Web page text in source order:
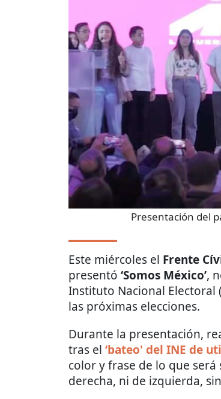
Presentación del
Este miércoles el Frente
presentó ‘Somos México’,
Instituto Nacional Electoral (
las próximas elecciones.
Durante la presentación,
tras el ‘bateo' del INE de
color y frase de lo que
derecha, ni de izquierda,